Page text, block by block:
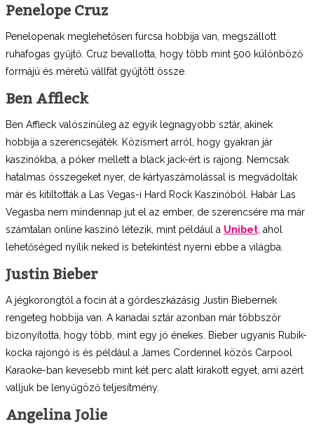
Penelope Cruz
Penelopenak meglehetősen furcsa hobbija van, megszállott
ruhafogas gyűjtő. Cruz bevallotta, hogy több mint 500 különböző
formájú és méretű vállfát gyűjtött össze.
Ben Affleck
Ben Affleck valószínűleg az egyik legnagyobb sztár, akinek
hobbija a szerencsejáték. Közismert arról, hogy gyakran jár
kaszinókba, a póker mellett a black jack-ért is rajong. Nemcsak
hatalmas összegeket nyer, de kártyaszámolással is megvádolták
már és kitiltották a Las Vegas-i Hard Rock Kaszinóból. Habár Las
Vegasba nem mindennap jut el az ember, de szerencsére ma már
számtalan online kaszinó létezik, mint például a Unibet , ahol
lehetőséged nyílik neked is betekintést nyerni ebbe a világba.
Justin Bieber
A jégkorongtól a focin át a gördeszkázásig Justin Biebernek
rengeteg hobbija van. A kanadai sztár azonban már többször
bizonyította, hogy több, mint egy jó énekes. Bieber ugyanis Rubik-
kocka rajongó is és például a James Cordennel közös Carpool
Karaoke-ban kevesebb mint két perc alatt kirakott egyet, ami azért
valljuk be lenyűgöző teljesítmény.
Angelina Jolie